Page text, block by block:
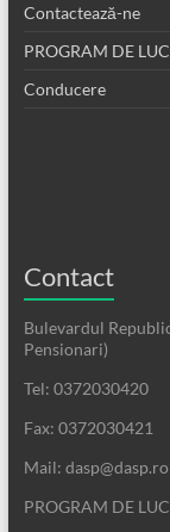
Contactează-ne
PROGRAM DE
Conducere
Contact
Bulevardul
Pensionari)
Tel: 0372030420
Fax: 0372030421
Mail: dasp@dasp.ro
PROGRAM DE